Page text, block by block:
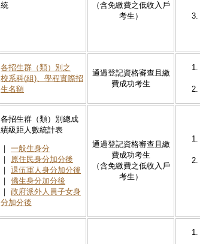
統
（含免繳費之低收入戶
考生）
各招生群（類）別之
校系科(組)、學程實際招
生名額
通過登記資格審查且繳
費成功考生
各招生群（類）別總成
績級距人數統計表
｜ 一般生身分
｜ 原住民身分加分後
｜ 退伍軍人身分加分後
｜ 僑生身分加分後
｜ 政府派外人員子女身
分加分後
通過登記資格審查且繳
費成功考生
（含免繳費之低收入戶
考生）